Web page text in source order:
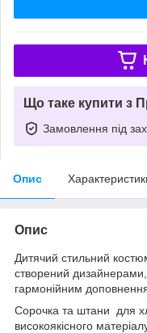
Що таке купити з
Замовлення під
Опис
Опис
Дитячий стильний
створений
гармонійним
Сорочка та штани для
високоякісного